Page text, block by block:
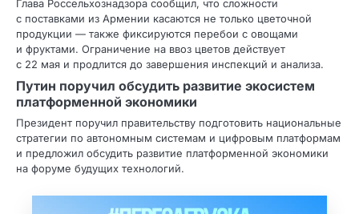
Глава Россельхознадзора сообщил, что сложности
с поставками из Армении касаются не только цветочной
продукции — также фиксируются перебои с овощами
и фруктами. Ограничение на ввоз цветов действует
с 22 мая и продлится до завершения инспекций и анализа.
Путин поручил обсудить развитие экосистем
платформенной экономики
Президент поручил правительству подготовить национальные
стратегии по автономным системам и цифровым платформам
и предложил обсудить развитие платформенной экономики
на форуме будущих технологий.